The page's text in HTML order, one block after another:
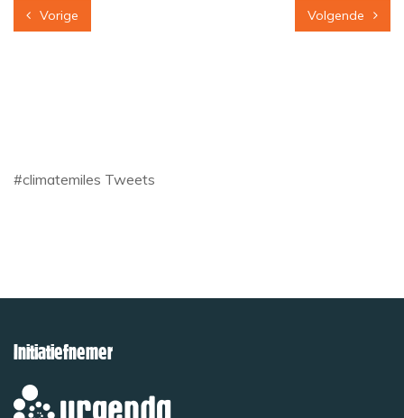
Vorige Volgende
#climatemiles Tweets
Initiatiefnemer